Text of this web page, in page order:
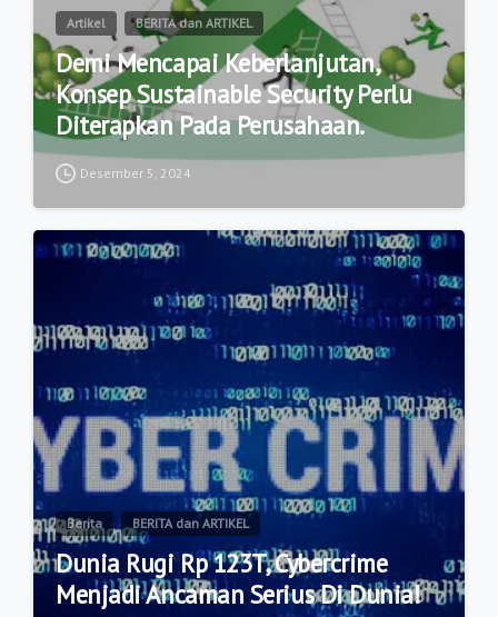
Artikel BERITA dan ARTIKEL
Demi Mencapai Keberlanjutan,
Konsep Sustainable Security Perlu
Diterapkan Pada Perusahaan.
Desember 5, 2024
Berita BERITA dan ARTIKEL
Dunia Rugi Rp 123T, Cybercrime
Menjadi Ancaman Serius Di Dunia!